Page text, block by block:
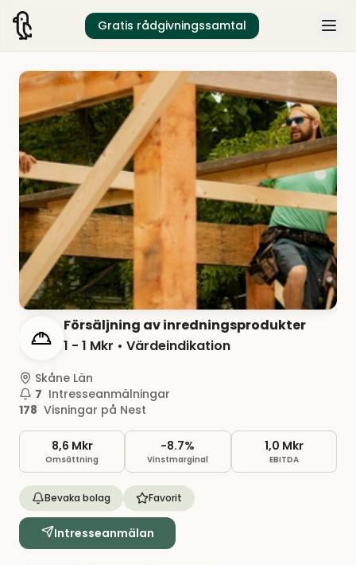
Gratis rådgivningssamtal
Försäljning av inredningsprodukter
1 - 1 Mkr • Värdeindikation
Skåne Län
7 Intresseanmälningar
178 Visningar på Nest
8,6 Mkr
Omsättning
-8.7%
Vinstmarginal
1,0 Mkr
EBITDA
Bevaka bolag Favorit
Intresseanmälan